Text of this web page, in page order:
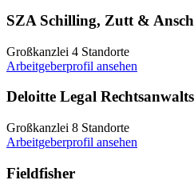
SZA Schilling, Zutt &
Großkanzlei 4 Standorte
Arbeitgeberprofil ansehen
Deloitte Legal
Großkanzlei 8 Standorte
Arbeitgeberprofil ansehen
Fieldfisher